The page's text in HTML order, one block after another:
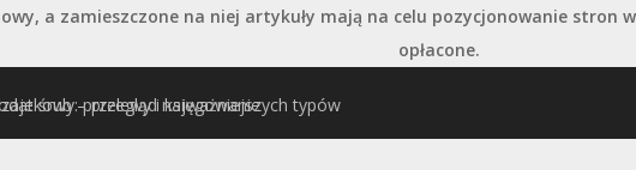
a zamieszczone na niej artykuły mają na celu pozycjonowanie stron
opłacone.
przelewy i księgowanie
śrub – przegląd najważniejszych typów